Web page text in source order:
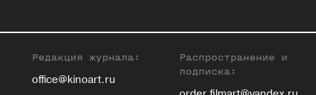
Редакция журнала:
office@kinoart.ru
Распространение и
подписка: